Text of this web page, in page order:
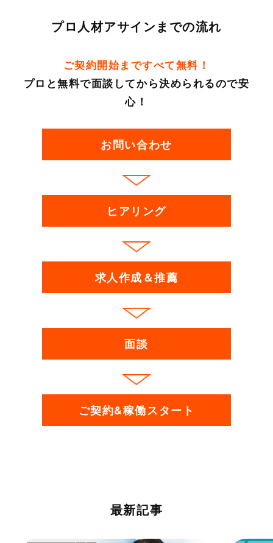
プロ人材アサインまでの流れ
ご契約開始まですべて無料！
プロと無料で面談してから決められるので安
心！
お問い合わせ
ヒアリング
求人作成＆推薦
面談
ご契約&稼働スタート
最新記事